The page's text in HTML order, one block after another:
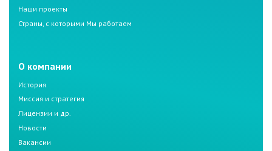
Наши проекты
Страны, с которыми Мы работаем
О компании
История
Миссия и стратегия
Лицензии и др.
Новости
Вакансии